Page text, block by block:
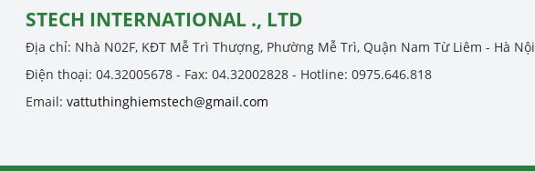
STECH INTERNATIONAL ., LTD
Địa chỉ: Nhà N02F, KĐT Mễ Trì Thượng, Phường Mễ Trì, Quận Nam Từ Liêm - Hà Nội
Điện thoại: 04.32005678 - Fax: 04.32002828 - Hotline: 0975.646.818
Email:vattuthinghiemstech@gmail.com